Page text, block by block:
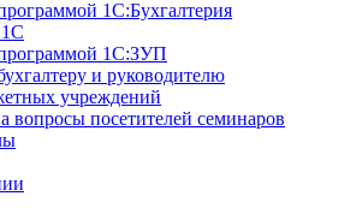
1С:Бухгалтерия
1С:ЗУП
и руководителю
учреждений
вопросы посетителей семинаров